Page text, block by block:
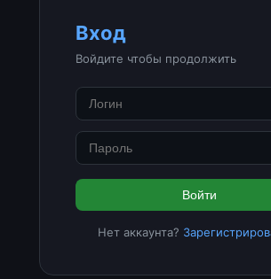
Вход
Войдите чтобы продолжить
Войти
Нет аккаунта?